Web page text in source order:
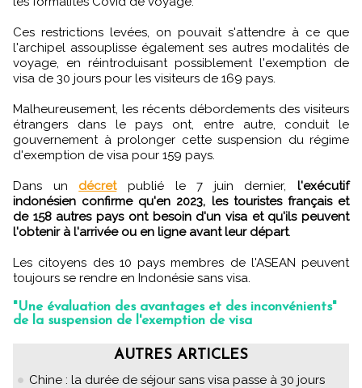
Ces restrictions levées, on pouvait s'attendre à ce que
l'archipel assouplisse également ses autres modalités de
voyage, en réintroduisant possiblement l'exemption de
visa de 30 jours pour les visiteurs de 169 pays.
Malheureusement, les récents débordements des visiteurs
étrangers dans le pays ont, entre autre, conduit le
gouvernement à prolonger cette suspension du régime
d'exemption de visa pour 159 pays.
Dans un décretpublié le 7 juin dernier, l'exécutif
indonésien confirme qu'en 2023, les touristes français et
de 158 autres pays ont besoin d'un visa et qu'ils peuvent
l'obtenir à l'arrivée ou en ligne avant leur départ.
Les citoyens des 10 pays membres de l'ASEAN peuvent
toujours se rendre en Indonésie sans visa.
"Une évaluation des avantages et des inconvénients"
de la suspension de l'exemption de visa
AUTRES ARTICLES
Chine : la durée de séjour sans visa passe à 30 jours